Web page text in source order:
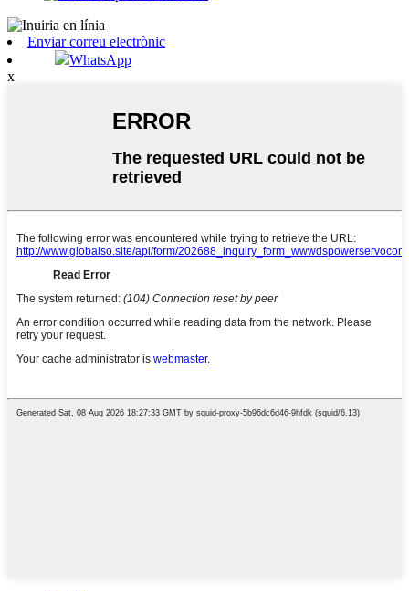
Enviar correu electrònic
WhatsApp
x